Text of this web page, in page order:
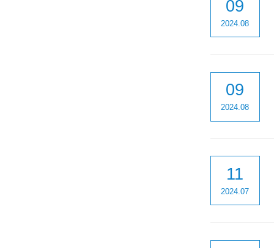
09
2024.08
09
2024.08
11
2024.07